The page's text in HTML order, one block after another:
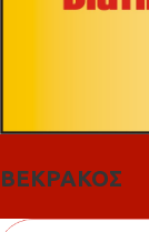
ΒΕΚΡΑΚΟΣ